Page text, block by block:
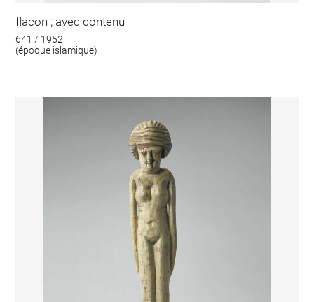
flacon ; avec contenu
641 / 1952
(époque islamique)